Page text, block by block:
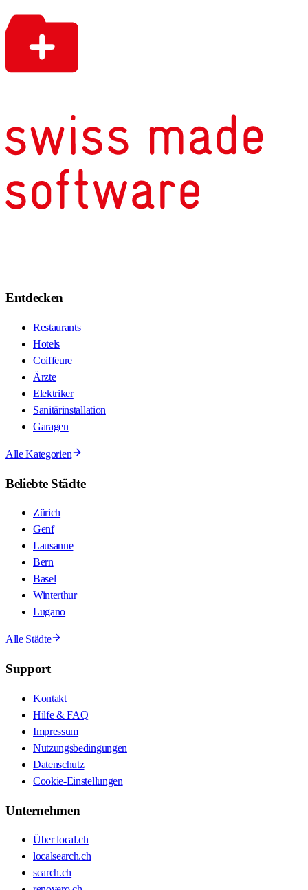
Entdecken
Restaurants
Hotels
Coiffeure
Ärzte
Elektriker
Sanitärinstallation
Garagen
Alle Kategorien
Beliebte Städte
Zürich
Genf
Lausanne
Bern
Basel
Winterthur
Lugano
Alle Städte
Support
Kontakt
Hilfe & FAQ
Impressum
Nutzungsbedingungen
Datenschutz
Cookie-Einstellungen
Unternehmen
Über local.ch
localsearch.ch
search.ch